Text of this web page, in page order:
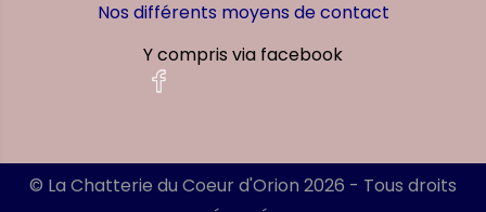
Nos différents moyens de contact
Y compris via facebook
© La Chatterie du Coeur d'Orion 2026 - Tous droits